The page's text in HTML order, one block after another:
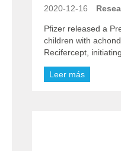
2020-12-16
Pfizer released a
children with
Recifercept,
Leer más